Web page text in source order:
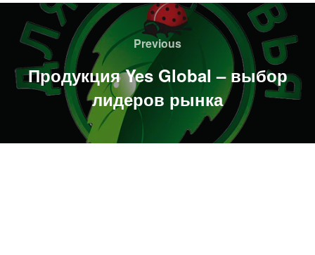
Навигация
по
записям
Previous
Previous
Продукция Yes Global – выбор
лидеров рынка